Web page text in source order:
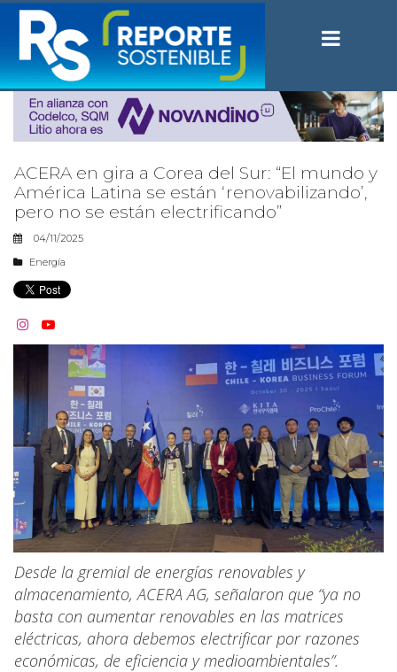
ACERA en gira a Corea del Sur: “El mundo y
América Latina se están ‘renovabilizando’,
pero no se están electrificando”
04/11/2025
Energía
 
Desde la gremial de energías renovables y
almacenamiento, ACERA AG, señalaron que “ya no
basta con aumentar renovables en las matrices
eléctricas, ahora debemos electrificar por razones
económicas, de eficiencia y medioambientales”.